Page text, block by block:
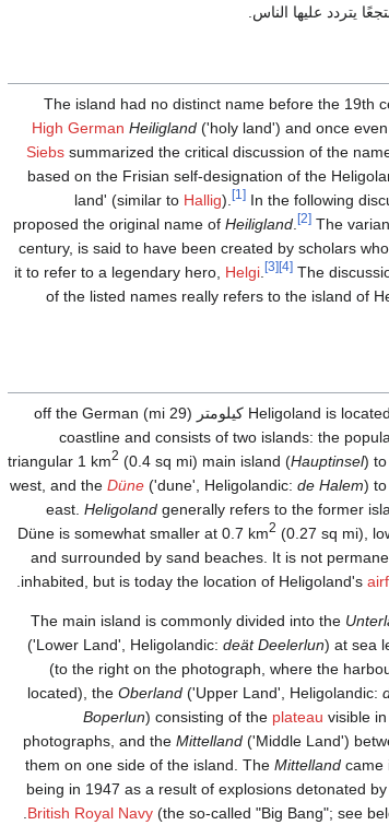
يتردد عليها الناس.
The island had no distinct name before the 19th
High German Heiligland ('holy land') and once
Siebs summarized the critical discussion of the
based on the Frisian self-designation of the
land' (similar to Hallig). [1] In the following
proposed the original name of Heiligland. [2] The
century, is said to have been created by scholars
it to refer to a legendary hero, Helgi. [3] [4] The
of the listed names really refers to the island of
Heligoland is located 46 كيلومتر (29 mi) off the German
coastline and consists of two islands: the
triangular 1 km2 (0.4 sq mi) main island (Hauptinsel)
west, and theDüne ('dune', Heligolandic:de Halem)
east.Heligoland generally refers to the former
Düne is somewhat smaller at 0.7 km2 (0.27 sq mi),
and surrounded by sand beaches. It is not
inhabited, but is today the location of Heligoland's
The main island is commonly divided into the
('Lower Land', Heligolandic:deät Deelerlun) at sea
(to the right on the photograph, where the
located), theOberland ('Upper Land', Heligolandic:
Boperlun) consisting of the plateau visible
photographs, and theMittelland ('Middle Land')
them on one side of the island. TheMittelland came
being in 1947 as a result of explosions detonated
British Royal Navy (the so-called "Big Bang"; see